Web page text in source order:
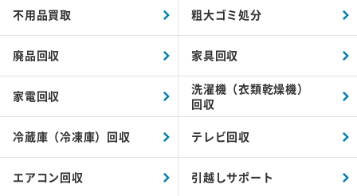
不用品買取 粗大ゴミ処分
廃品回収 家具回収
家電回収
洗濯機（衣類乾燥機）
回収
冷蔵庫（冷凍庫）回収 テレビ回収
エアコン回収 引越しサポート